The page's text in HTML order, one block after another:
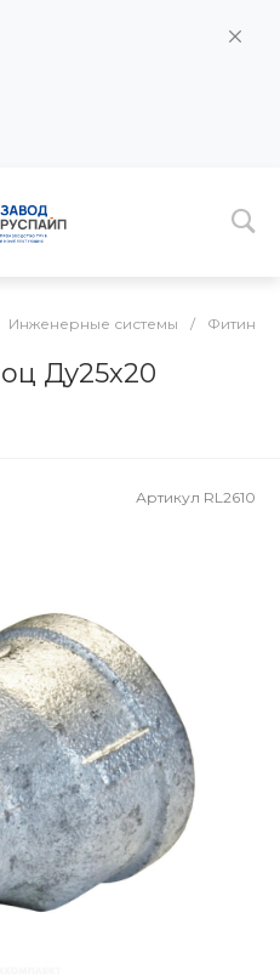
Инженерные системы / Фитинги
Ду25х20
Артикул RL2610